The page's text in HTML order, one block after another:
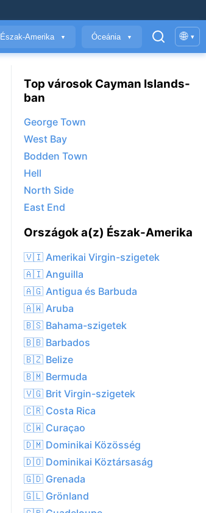
Észak-Amerika ▼ Óceánia ▼ 🌐 ▾
Top városok Cayman Islands-
ban
George Town
West Bay
Bodden Town
Hell
North Side
East End
Országok a(z) Észak-Amerika
🇻🇮 Amerikai Virgin-szigetek
🇦🇮 Anguilla
🇦🇬 Antigua és Barbuda
🇦🇼 Aruba
🇧🇸 Bahama-szigetek
🇧🇧 Barbados
🇧🇿 Belize
🇧🇲 Bermuda
🇻🇬 Brit Virgin-szigetek
🇨🇷 Costa Rica
🇨🇼 Curaçao
🇩🇲 Dominikai Közösség
🇩🇴 Dominikai Köztársaság
🇬🇩 Grenada
🇬🇱 Grönland